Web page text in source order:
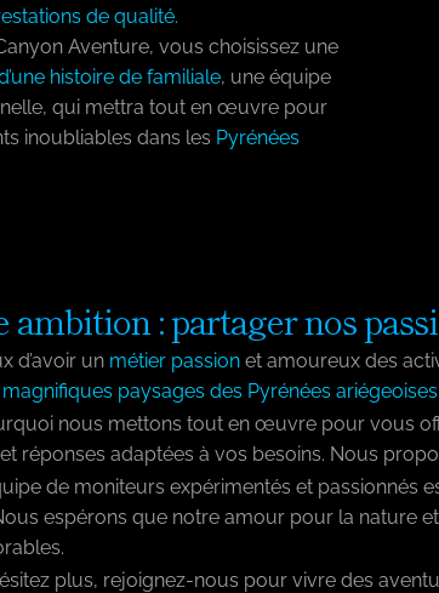
de qualité.
Aventure, vous choisissez une
histoire de familiale, une équipe
qui mettra tout en œuvre pour
inoubliables dans les Pyrénées
ambition : partager nos
d’avoir un métier passion et amoureux des
magnifiques paysages des Pyrénées ariégeoises
nous mettons tout en œuvre pour vous
réponses adaptées à vos besoins. Nous
de moniteurs expérimentés et passionnés
espérons que notre amour pour la nature
plus, rejoignez-nous pour vivre des